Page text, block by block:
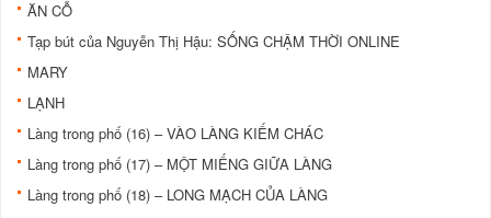
ĂN CỖ
Tạp bút của Nguyễn Thị Hậu: SỐNG CHẬM THỜI ONLINE
MARY
LẠNH
Làng trong phố (16) – VÀO LÀNG KIẾM CHÁC
Làng trong phố (17) – MỘT MIẾNG GIỮA LÀNG
Làng trong phố (18) – LONG MẠCH CỦA LÀNG